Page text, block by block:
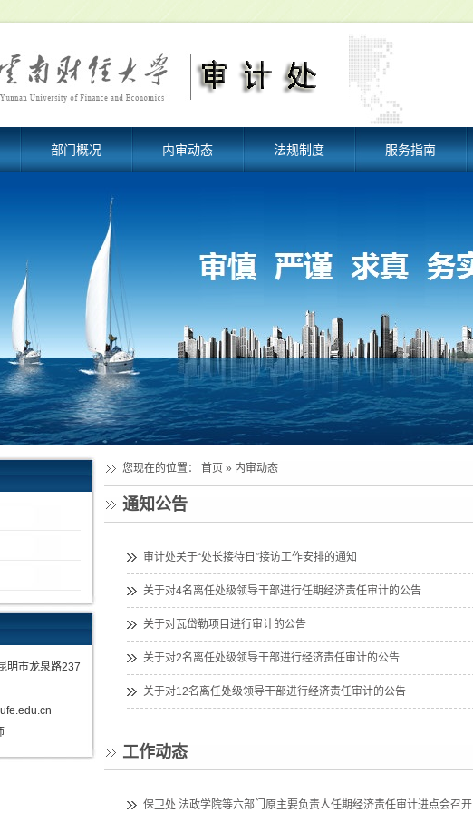
部门概况 内审动态 法规制度 服务指南
明市龙泉路237
您现在的位置： 首页 » 内审动态
通知公告
审计处关于“处长接待日”接访工作安排的通知
关于对4名离任处级领导干部进行任期经济责任审计的公告
关于对瓦岱勒项目进行审计的公告
关于对2名离任处级领导干部进行经济责任审计的公告
关于对12名离任处级领导干部进行经济责任审计的公告
工作动态
保卫处 法政学院等六部门原主要负责人任期经济责任审计进点会召开